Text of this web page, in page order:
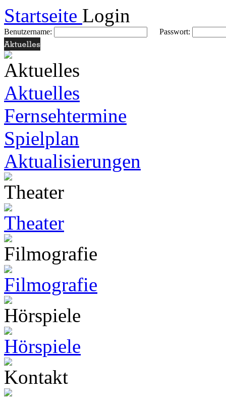
Startseite Login
Benutzername: Passwort:
Aktuelles
Fernsehtermine
Spielplan
Aktualisierungen